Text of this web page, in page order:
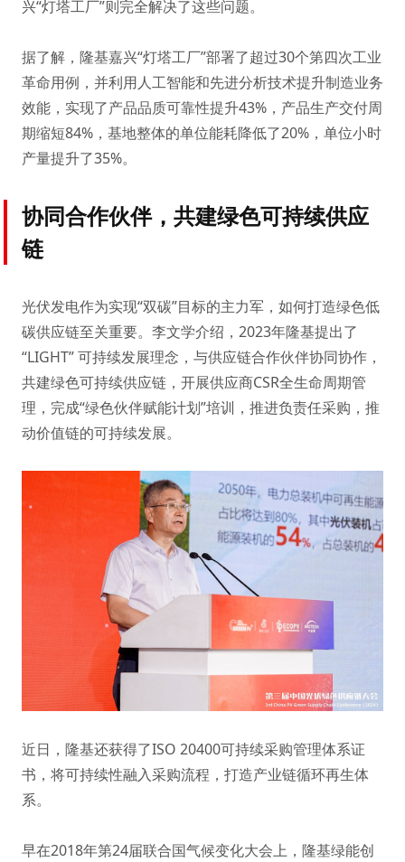
兴“灯塔工厂”则完全解决了这些问题。
据了解，隆基嘉兴“灯塔工厂”部署了超过30个第四次工业
革命用例，并利用人工智能和先进分析技术提升制造业务
效能，实现了产品品质可靠性提升43%，产品生产交付周
期缩短84%，基地整体的单位能耗降低了20%，单位小时
产量提升了35%。
协同合作伙伴，共建绿色可持续供应
链
光伏发电作为实现“双碳”目标的主力军，如何打造绿色低
碳供应链至关重要。李文学介绍，2023年隆基提出了
“LIGHT” 可持续发展理念，与供应链合作伙伴协同协作，
共建绿色可持续供应链，开展供应商CSR全生命周期管
理，完成“绿色伙伴赋能计划”培训，推进负责任采购，推
动价值链的可持续发展。
近日，隆基还获得了ISO 20400可持续采购管理体系证
书，将可持续性融入采购流程，打造产业链循环再生体
系。
早在2018年第24届联合国气候变化大会上，隆基绿能创